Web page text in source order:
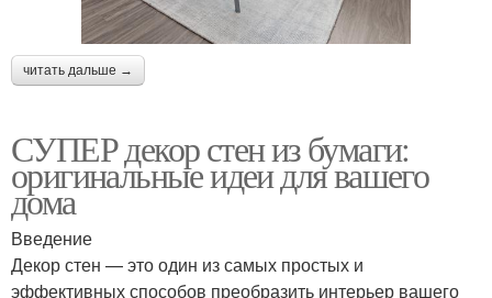
читать дальше →
СУПЕР декор стен из бумаги:
оригинальные идеи для вашего
дома
Введение
Декор стен — это один из самых простых и
эффективных способов преобразить интерьер вашего